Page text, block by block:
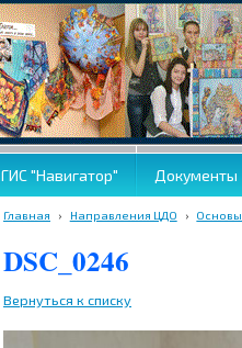
ГИС "Навигатор" Документы
Главная › Направления ЦДО › Основы
DSC_0246
Вернуться к списку